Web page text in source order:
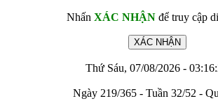
Nhấn XÁC NHẬNđể truy cập
Thứ Sáu, 07/08/2026 -
Ngày 219/365 - Tuần 32/52 -